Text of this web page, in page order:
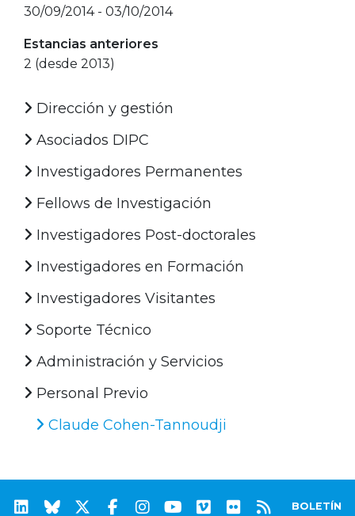
30/09/2014 - 03/10/2014
Estancias anteriores
2 (desde 2013)
Dirección y gestión
Asociados DIPC
Investigadores Permanentes
Fellows de Investigación
Investigadores Post-doctorales
Investigadores en Formación
Investigadores Visitantes
Soporte Técnico
Administración y Servicios
Personal Previo
Claude Cohen-Tannoudji
BOLETÍN